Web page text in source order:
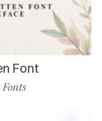
Font